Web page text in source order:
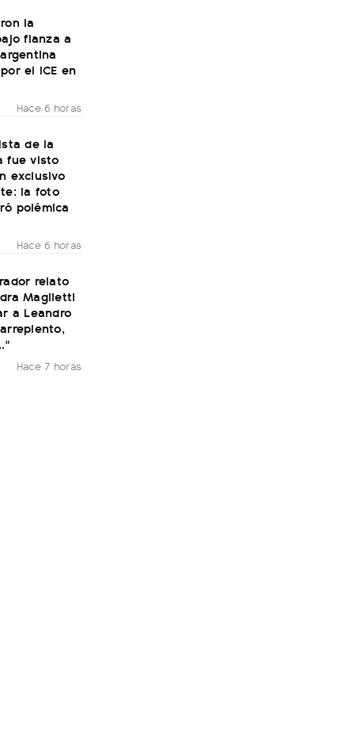
la
fianza a
el ICE en
Hace 6 horas
de la
fue visto
exclusivo
la foto
polémica
Hace 6 horas
relato
Maglietti
a Leandro
Hace 7 horas